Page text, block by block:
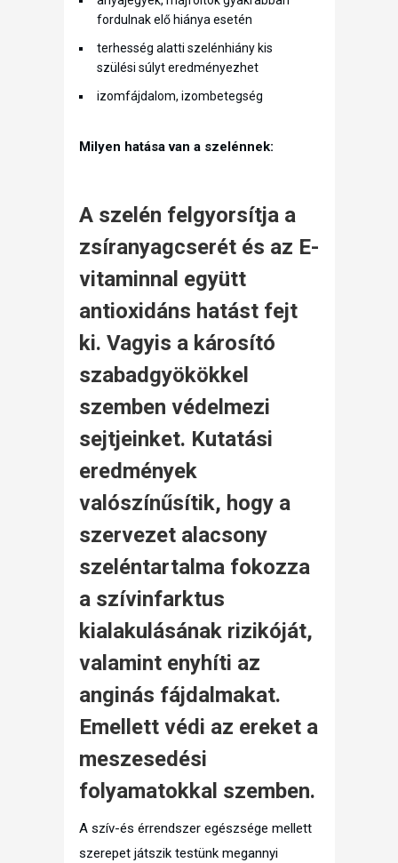
fordulnak elő hiánya esetén
terhesség alatti szelénhiány kis
szülési súlyt eredményezhet
izomfájdalom, izombetegség
Milyen hatása van a szelénnek:
A szelén felgyorsítja a
zsíranyagcserét és az E-
vitaminnal együtt
antioxidáns hatást fejt
ki. Vagyis a károsító
szabadgyökökkel
szemben védelmezi
sejtjeinket. Kutatási
eredmények
valószínűsítik, hogy a
szervezet alacsony
szeléntartalma fokozza
a szívinfarktus
kialakulásának rizikóját,
valamint enyhíti az
anginás fájdalmakat.
Emellett védi az ereket a
meszesedési
folyamatokkal szemben.
A szív-és érrendszer egészsége mellett
szerepet játszik testünk megannyi